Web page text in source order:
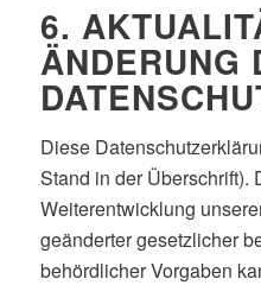
6.
ÄNDERUNG
Diese
Stand in der Überschrift).
Weiterentwicklung
geänderter gesetzlicher
behördlicher Vorgaben